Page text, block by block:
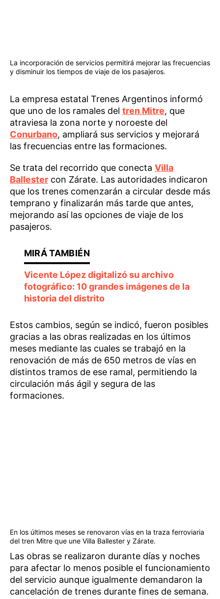
La incorporación de servicios permitirá mejorar las frecuencias
y disminuir los tiempos de viaje de los pasajeros.
La empresa estatal Trenes Argentinos informó
que uno de los ramales del tren Mitre, que
atraviesa la zona norte y noroeste del
Conurbano, ampliará sus servicios y mejorará
las frecuencias entre las formaciones.
Se trata del recorrido que conecta Villa
Ballester con Zárate. Las autoridades indicaron
que los trenes comenzarán a circular desde más
temprano y finalizarán más tarde que antes,
mejorando así las opciones de viaje de los
pasajeros.
Vicente López digitalizó su archivo
fotográfico: 10 grandes imágenes de la
historia del distrito
Estos cambios, según se indicó, fueron posibles
gracias a las obras realizadas en los últimos
meses mediante las cuales se trabajó en la
renovación de más de 650 metros de vías en
distintos tramos de ese ramal, permitiendo la
circulación más ágil y segura de las
formaciones.
En los últimos meses se renovaron vías en la traza ferroviaria
del tren Mitre que une Villa Ballester y Zárate.
Las obras se realizaron durante días y noches
para afectar lo menos posible el funcionamiento
del servicio aunque igualmente demandaron la
cancelación de trenes durante fines de semana.